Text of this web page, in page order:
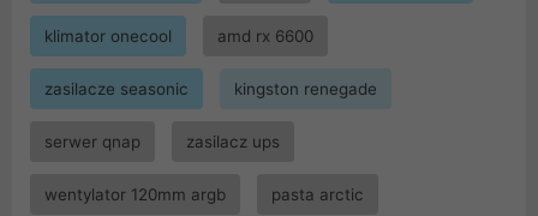
klimator onecool amd rx 6600
zasilacze seasonic kingston renegade
serwer qnap zasilacz ups
wentylator 120mm argb pasta arctic